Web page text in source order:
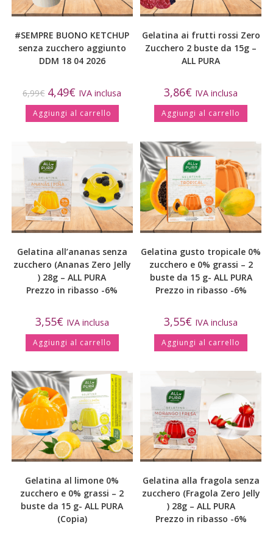
#SEMPRE BUONO KETCHUP
senza zucchero aggiunto
DDM 18 04 2026
6,99€ 4,49€ IVA inclusa
Aggiungi al carrello
Gelatina ai frutti rossi Zero
Zucchero 2 buste da 15g –
ALL PURA
3,86€ IVA inclusa
Aggiungi al carrello
Gelatina all’ananas senza
zucchero (Ananas Zero Jelly
) 28g – ALL PURA
Prezzo in ribasso -6%
3,55€ IVA inclusa
Aggiungi al carrello
Gelatina gusto tropicale 0%
zucchero e 0% grassi – 2
buste da 15 g- ALL PURA
Prezzo in ribasso -6%
3,55€ IVA inclusa
Aggiungi al carrello
Gelatina al limone 0%
zucchero e 0% grassi – 2
buste da 15 g- ALL PURA
(Copia)
Gelatina alla fragola senza
zucchero (Fragola Zero Jelly
) 28g – ALL PURA
Prezzo in ribasso -6%